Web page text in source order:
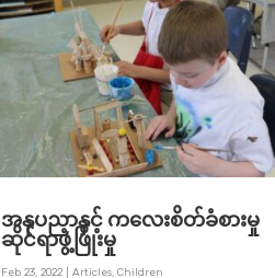
အနုပညာနှင့် ကလေးစိတ်ခံစားမှု
ဆိုင်ရာဖွံ့ဖြိုးမှု
Feb 23, 2022| Articles, Children